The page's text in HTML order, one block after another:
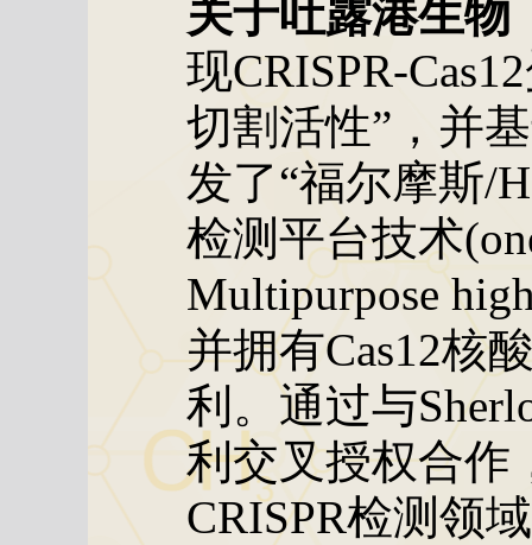
关于吐露港生物
现CRISPR-
切割活性”，并
发了“福尔摩斯/
检测平台技术
Multipurpose
并拥有Cas12核
利。通过与
利交叉授权合作
CRISPR检测领